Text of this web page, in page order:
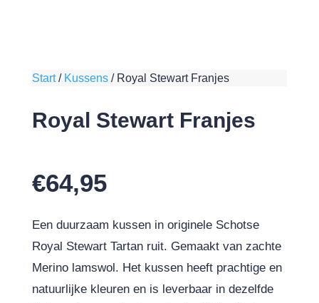
Start/ Kussens/ Royal Stewart Franjes
Royal Stewart Franjes
€64,95
Een duurzaam kussen in originele Schotse
Royal Stewart Tartan ruit. Gemaakt van zachte
Merino lamswol. Het kussen heeft prachtige en
natuurlijke kleuren en is leverbaar in dezelfde